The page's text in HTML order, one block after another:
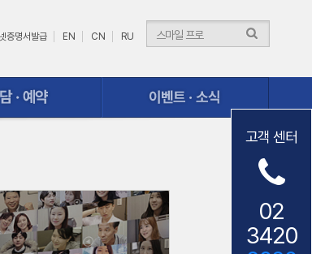
트ㆍ소식
고객 센터
02
3420
증명서발급 EN CN RU